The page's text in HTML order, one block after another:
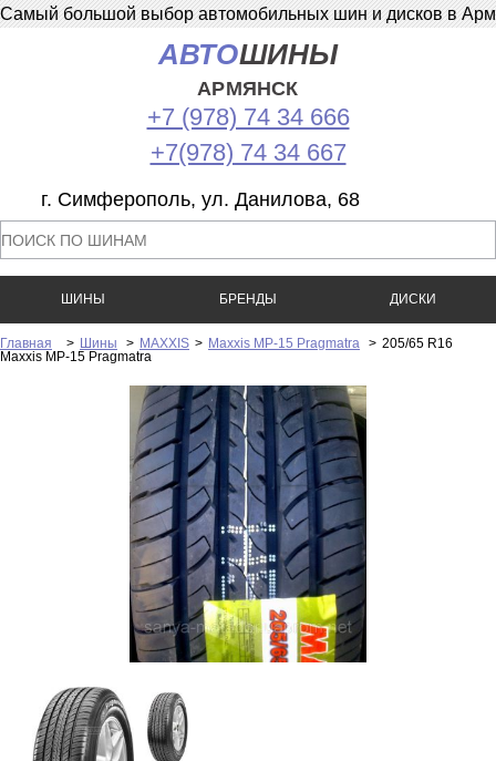
Самый большой выбор автомобильных шин и дисков в
АВТОШИНЫ
АРМЯНСК
+7 (978) 74 34 666
+7(978) 74 34 667
г. Симферополь, ул. Данилова, 68
ШИНЫ БРЕНДЫ ДИСКИ
Главная > Шины > MAXXIS > Maxxis MP-15 Pragmatra > 205/65 R16
Maxxis MP-15 Pragmatra